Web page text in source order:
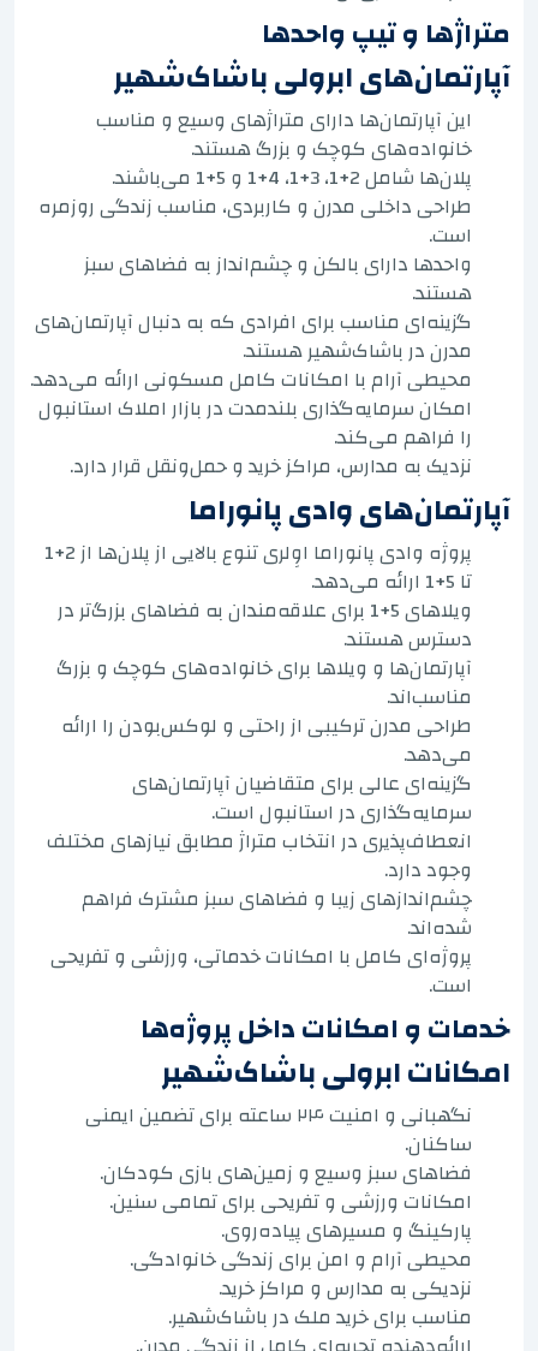
متراژها و تیپ واحدها
آپارتمان‌های ابرولی باشاک‌شهیر
این آپارتمان‌ها دارای متراژهای وسیع و مناسب
خانواده‌های کوچک و بزرگ هستند.
پلان‌ها شامل 2+1، 3+1، 4+1 و 5+1 می‌باشند.
طراحی داخلی مدرن و کاربردی، مناسب زندگی روزمره
است.
واحدها دارای بالکن و چشم‌انداز به فضاهای سبز
هستند.
گزینه‌ای مناسب برای افرادی که به دنبال آپارتمان‌های
مدرن در باشاک‌شهیر هستند.
محیطی آرام با امکانات کامل مسکونی ارائه می‌دهد.
امکان سرمایه‌گذاری بلندمدت در بازار املاک استانبول
را فراهم می‌کند.
نزدیک به مدارس، مراکز خرید و حمل‌ونقل قرار دارد.
آپارتمان‌های وادی پانوراما
پروژه وادی پانوراما اوِلری تنوع بالایی از پلان‌ها از 2+1
تا 5+1 ارائه می‌دهد.
ویلاهای 5+1 برای علاقه‌مندان به فضاهای بزرگ‌تر در
دسترس هستند.
آپارتمان‌ها و ویلاها برای خانواده‌های کوچک و بزرگ
مناسب‌اند.
طراحی مدرن ترکیبی از راحتی و لوکس‌بودن را ارائه
می‌دهد.
گزینه‌ای عالی برای متقاضیان آپارتمان‌های
سرمایه‌گذاری در استانبول است.
انعطاف‌پذیری در انتخاب متراژ مطابق نیازهای مختلف
وجود دارد.
چشم‌اندازهای زیبا و فضاهای سبز مشترک فراهم
شده‌اند.
پروژه‌ای کامل با امکانات خدماتی، ورزشی و تفریحی
است.
خدمات و امکانات داخل پروژه‌ها
امکانات ابرولی باشاک‌شهیر
نگهبانی و امنیت ۲۴ ساعته برای تضمین ایمنی
ساکنان.
فضاهای سبز وسیع و زمین‌های بازی کودکان.
امکانات ورزشی و تفریحی برای تمامی سنین.
پارکینگ و مسیرهای پیاده‌روی.
محیطی آرام و امن برای زندگی خانوادگی.
نزدیکی به مدارس و مراکز خرید.
مناسب برای خرید ملک در باشاک‌شهیر.